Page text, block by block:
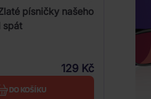
písničky našeho
spát
129 Kč
DO KOŠÍKU